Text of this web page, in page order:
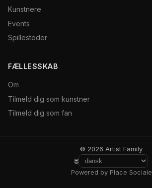
Kunstnere
Events
Spillesteder
FÆLLESSKAB
Om
Tilmeld dig som kunstner
Tilmeld dig som fan
© 2026 Artist Family
🌐
Powered by Place Sociale